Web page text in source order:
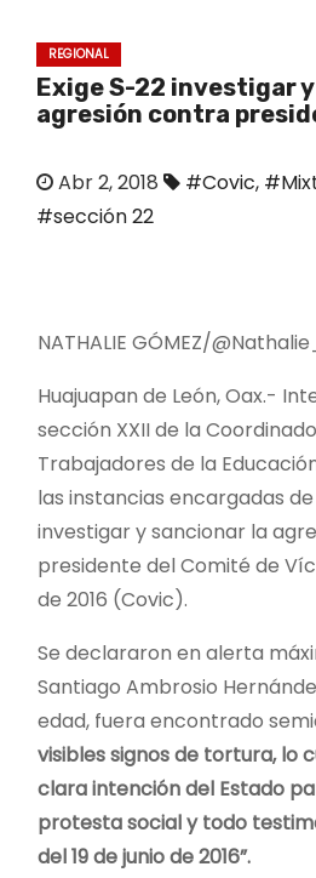
REGIONAL
Exige S-22 investigar
agresión contra
Abr 2, 2018 #Covic,
#sección 22
NATHALIE GÓMEZ/
Huajuapan de León, Oax.-
sección XXII de la
Trabajadores de la
las instancias encargadas
investigar y sancionar la
presidente del Comité de
de 2016 (Covic).
Se declararon en alerta
Santiago Ambrosio
edad, fuera encontrado
visibles signos de tortura, lo
clara intención del Estado
protesta social y todo
del 19 de junio de 2016”.